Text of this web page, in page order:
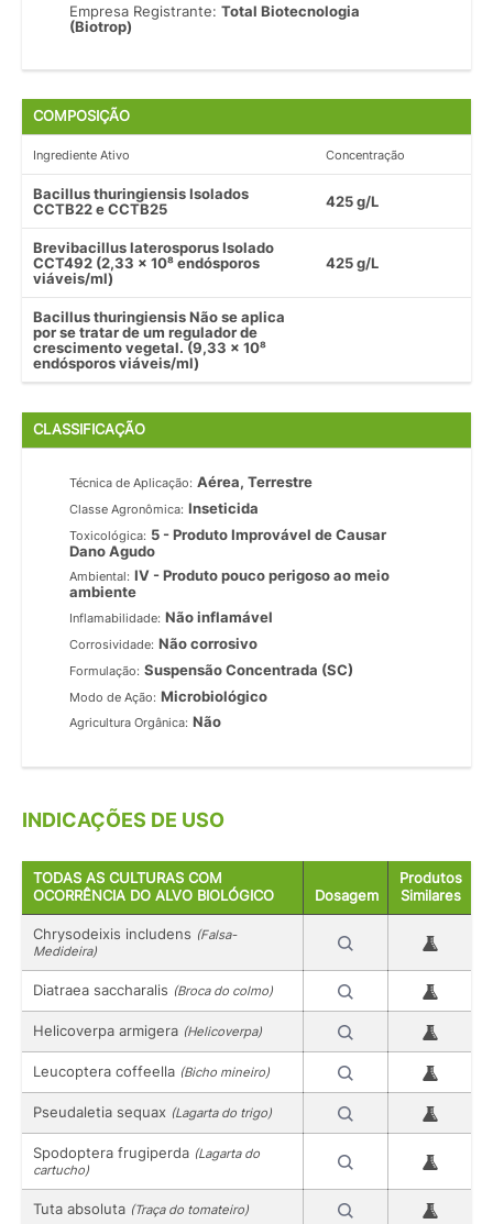
Empresa Registrante:Total Biotecnologia
(Biotrop)
COMPOSIÇÃO
Ingrediente Ativo Concentração
Bacillus thuringiensis Isolados
CCTB22 e CCTB25
425 g/L
Brevibacillus laterosporus Isolado
CCT492 (2,33 x 10⁸ endósporos
viáveis/ml)
425 g/L
Bacillus thuringiensis Não se aplica
por se tratar de um regulador de
crescimento vegetal. (9,33 x 10⁸
endósporos viáveis/ml)
CLASSIFICAÇÃO
Técnica de Aplicação: Aérea, Terrestre
Classe Agronômica: Inseticida
Toxicológica: 5 - Produto Improvável de Causar
Dano Agudo
Ambiental: IV - Produto pouco perigoso ao meio
ambiente
Inflamabilidade: Não inflamável
Corrosividade: Não corrosivo
Formulação: Suspensão Concentrada (SC)
Modo de Ação: Microbiológico
Agricultura Orgânica: Não
INDICAÇÕES DE USO
TODAS AS CULTURAS COM
OCORRÊNCIA DO ALVO BIOLÓGICO
Dosagem
Produtos
Similares
Chrysodeixis includens (Falsa-
Medideira)
Diatraea saccharalis (Broca do colmo)
Helicoverpa armigera (Helicoverpa)
Leucoptera coffeella (Bicho mineiro)
Pseudaletia sequax (Lagarta do trigo)
Spodoptera frugiperda (Lagarta do
cartucho)
Tuta absoluta (Traça do tomateiro)